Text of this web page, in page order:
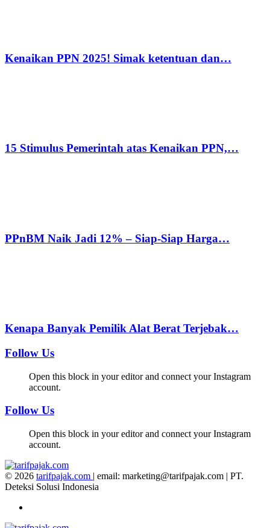
Kenaikan PPN 2025! Simak ketentuan dan…
15 Stimulus Pemerintah atas Kenaikan PPN,…
PPnBM Naik Jadi 12% – Siap-Siap Harga…
Kenapa Banyak Pemilik Alat Berat Terjebak…
Follow Us
Open this block in your editor and connect your Instagram
account.
Follow Us
Open this block in your editor and connect your Instagram
account.
© 2026 tarifpajak.com | email: marketing@tarifpajak.com | PT.
Deteksi Solusi Indonesia